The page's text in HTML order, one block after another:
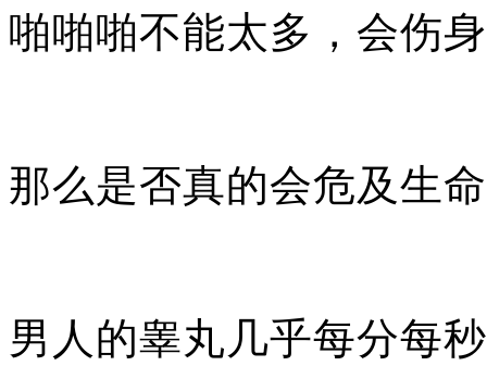
啪啪啪不能太多，会伤
那么是否真的会危及生
男人的睾丸几乎每分每